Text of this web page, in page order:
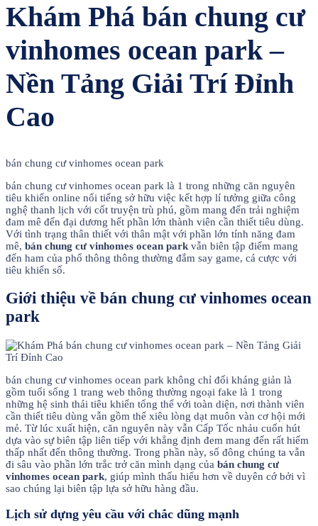
Khám Phá bán chung cư
vinhomes ocean park –
Nền Tảng Giải Trí Đỉnh
Cao
bán chung cư vinhomes ocean park
bán chung cư vinhomes ocean park là 1 trong những căn nguyên
tiêu khiển online nổi tiếng sở hữu việc kết hợp lí tưởng giữa công
nghệ thanh lịch với cốt truyện trù phú, gồm mang đến trải nghiệm
đam mê đến đại dương hết phần lớn thành viên cần thiết tiêu dùng.
Với tình trạng thân thiết với thân mật với phần lớn tính năng đam
mê, bán chung cư vinhomes ocean park vẫn biên tập điểm mang
đến ham của phổ thông thông thường đắm say game, cá cược với
tiêu khiển số.
Giới thiệu về bán chung cư vinhomes ocean
park
bán chung cư vinhomes ocean park không chỉ đối kháng giản là
gồm tuổi sống 1 trang web thông thường ngoại fake là 1 trong
những hệ sinh thái tiêu khiển tổng thể với toàn diện, nơi thành viên
cần thiết tiêu dùng vẫn gồm thể xiêu lòng dạt muôn vàn cơ hội mới
mẻ. Từ lúc xuất hiện, căn nguyên này vẫn Cấp Tốc nhảu cuốn hút
dựa vào sự biên tập liên tiếp với khẳng định đem mang đến rất hiếm
thấp nhất đến thông thường. Trong phần này, số đông chúng ta vẫn
đi sâu vào phần lớn trắc trở căn mình dạng của bán chung cư
vinhomes ocean park, giúp mình thấu hiểu hơn về duyên cớ bởi vì
sao chúng lại biên tập lựa sở hữu hàng đầu.
Lịch sử dựng yêu cầu với chắc dũng mạnh